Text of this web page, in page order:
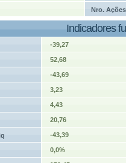
Nro. Ações
Indicadores
-39,27
52,68
-43,69
3,23
4,43
20,76
-43,39
0,0%